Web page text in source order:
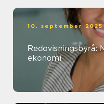
10. september 2025
Redovisningsbyrå:
ekonomi